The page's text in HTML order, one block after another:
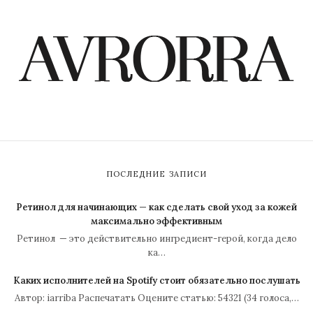
ПОСЛЕДНИЕ ЗАПИСИ
Ретинол для начинающих — как сделать свой уход за кожей
максимально эффективным
Ретинол — это действительно ингредиент-герой, когда дело
ка…
Каких исполнителей на Spotify стоит обязательно послушать
Автор: iarriba Распечатать Оцените статью: 54321 (34 голоса,…